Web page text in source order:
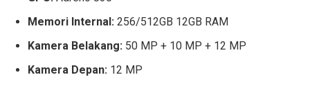
Memori Internal: 256/512GB 12GB RAM
Kamera Belakang: 50 MP + 10 MP + 12 MP
Kamera Depan: 12 MP